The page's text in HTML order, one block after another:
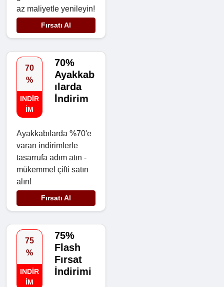
az maliyetle yenileyin!
Fırsatı Al
70
%
INDIR
IM
70%
Ayakkab
ılarda
İndirim
Ayakkabılarda %70'e
varan indirimlerle
tasarrufa adım atın -
mükemmel çifti satın
alın!
Fırsatı Al
75
%
INDIR
IM
75%
Flash
Fırsat
İndirimi